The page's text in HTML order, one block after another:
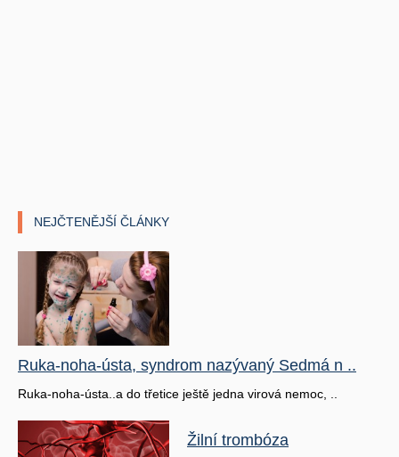
NEJČTENĚJŠÍ ČLÁNKY
Ruka-noha-ústa, syndrom nazývaný Sedmá n ..
Ruka-noha-ústa..a do třetice ještě jedna virová nemoc, ..
Žilní trombóza